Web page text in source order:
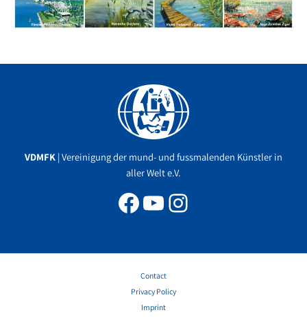
VDMFK | Vereinigung der mund- und fussmalenden Künstler in
aller Welt e.V.
Facebook
YouTube
Instagram
Contact
Privacy Policy
Imprint